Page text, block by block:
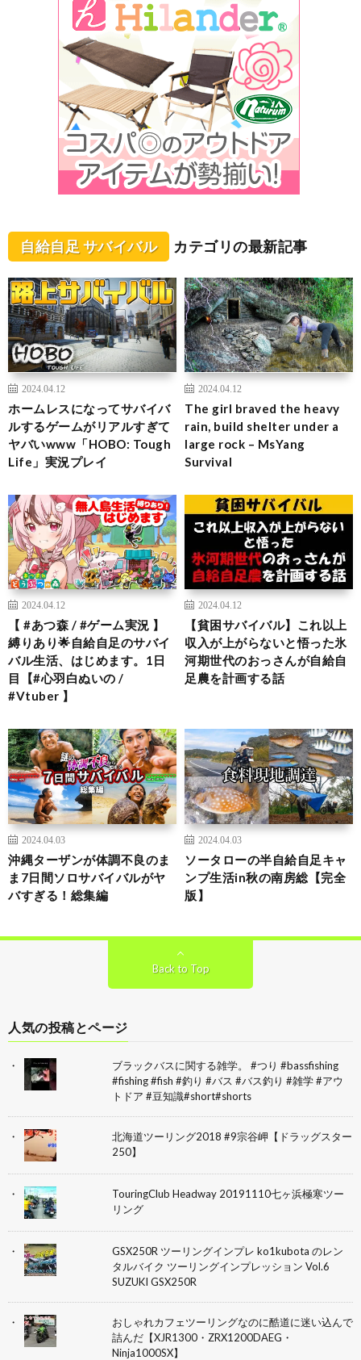
自給自足 サバイバル カテゴリの最新記事
2024.04.12
ホームレスになってサバイバ
ルするゲームがリアルすぎて
ヤバいwww「HOBO: Tough
Life」実況プレイ
2024.04.12
The girl braved the heavy
rain, build shelter under a
large rock – MsYang
Survival
2024.04.12
【 #あつ森 / #ゲーム実況 】
縛りあり🌟自給自足のサバイ
バル生活、はじめます。1日
目【#心羽白ぬいの /
#Vtuber 】
2024.04.12
【貧困サバイバル】これ以上
収入が上がらないと悟った氷
河期世代のおっさんが自給自
足農を計画する話
2024.04.03
沖縄ターザンが体調不良のま
ま7日間ソロサバイバルがヤ
バすぎる！総集編
2024.04.03
ソータローの半自給自足キャ
ンプ生活in秋の南房総【完全
版】
Back to Top
人気の投稿とページ
ブラックバスに関する雑学。 #つり #bassfishing
#fishing #fish #釣り #バス #バス釣り #雑学 #アウ
トドア #豆知識#short#shorts
北海道ツーリング2018 #9宗谷岬【ドラッグスター
250】
TouringClub Headway 20191110七ヶ浜極寒ツー
リング
GSX250R ツーリングインプレ ko1kubota のレン
タルバイク ツーリングインプレッション Vol.6
SUZUKI GSX250R
おしゃれカフェツーリングなのに酷道に迷い込んで
詰んだ【XJR1300・ZRX1200DAEG・
Ninja1000SX】